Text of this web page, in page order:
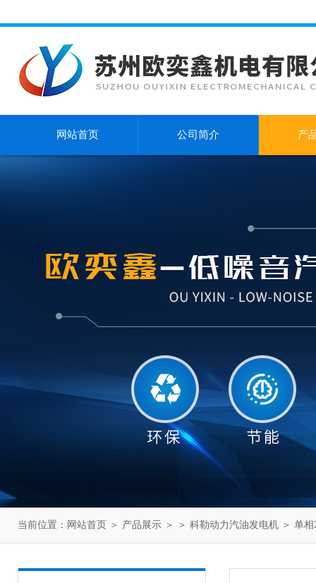
网站首页 公司简介 产
当前位置： 网站首页 ＞ 产品展示 ＞ ＞ 科勒动力汽油发电机 ＞ 单